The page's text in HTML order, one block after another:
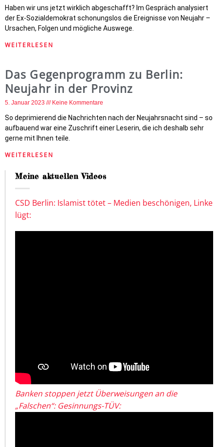
Haben wir uns jetzt wirklich abgeschafft? Im Gespräch analysiert
der Ex-Sozialdemokrat schonungslos die Ereignisse von Neujahr –
Ursachen, Folgen und mögliche Auswege.
WEITERLESEN
Das Gegenprogramm zu Berlin:
Neujahr in der Provinz
5. Januar 2023 Keine Kommentare
So deprimierend die Nachrichten nach der Neujahrsnacht sind – so
aufbauend war eine Zuschrift einer Leserin, die ich deshalb sehr
gerne mit Ihnen teile.
WEITERLESEN
Meine aktuellen Videos
CSD Berlin: Islamist tötet – Medien beschönigen, Linke
lügt:
Banken stoppen jetzt Überweisungen an die
„Falschen“: Gesinnungs-TÜV: